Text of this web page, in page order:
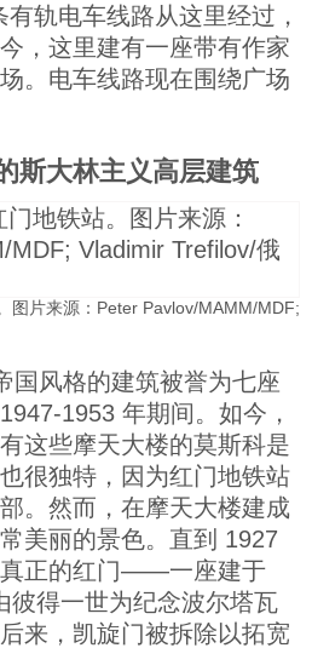
轨电车线路从这里经过，
，这里建有一座带有作家
。电车线路现在围绕广场
斯大林主义高层建筑
图片来源：Peter Pavlov/MAMM/MDF;
国风格的建筑被誉为七座
1953 年期间。如今，
这些摩天大楼的莫斯科是
很独特，因为红门地铁站
。然而，在摩天大楼建成
美丽的景色。直到 1927
真正的红门——一座建于
彼得一世为纪念波尔塔瓦
来，凯旋门被拆除以拓宽